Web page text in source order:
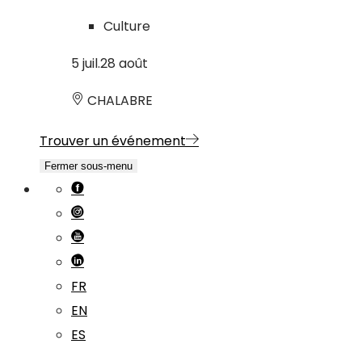
Culture
5 juil.28 août
CHALABRE
Trouver un événement
Fermer sous-menu
FR
EN
ES